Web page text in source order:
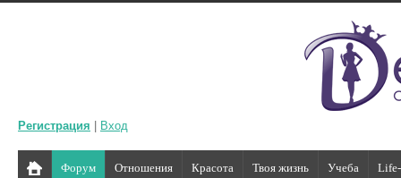
Регистрация Вход
Форум Отношения Красота Твоя жизнь Учеба